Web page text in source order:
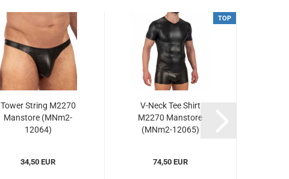
Tower String M2270
Manstore (MNm2-
12064)
34,50 EUR
TOP
V-Neck Tee Shirt
M2270 Manstore
(MNm2-12065)
74,50 EUR